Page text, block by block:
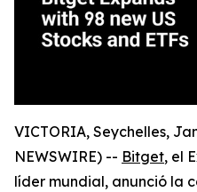
VICTORIA, Seychelles,
NEWSWIRE) -- Bitget, el
líder mundial, anunció la